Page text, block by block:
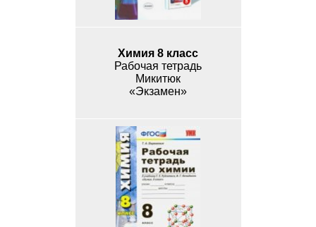
Химия 8 класс
Рабочая тетрадь
Микитюк
«Экзамен»